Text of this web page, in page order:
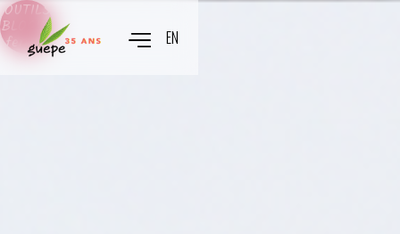
OUTILS
BLOGUE
fermer EN